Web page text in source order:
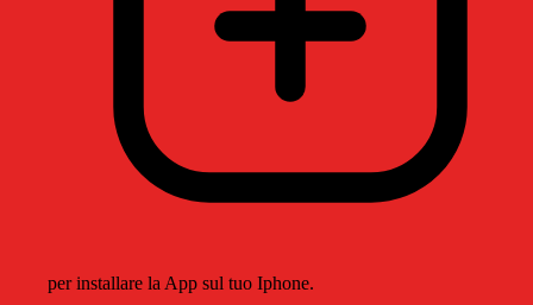
per installare la App sul tuo Iphone.